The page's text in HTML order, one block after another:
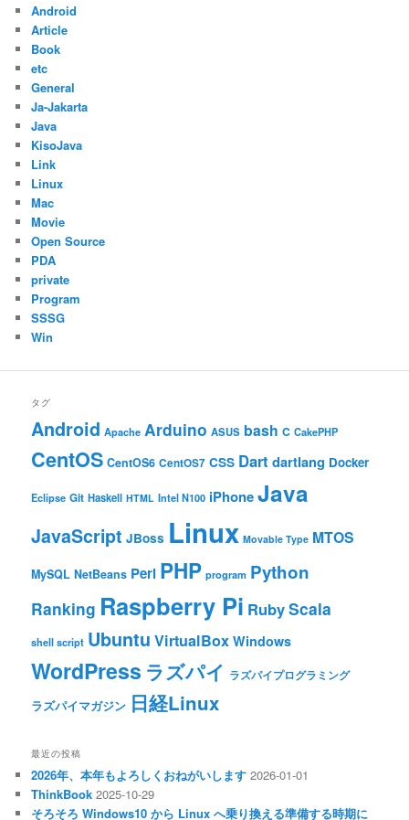
Android
Article
Book
etc
General
Ja-Jakarta
Java
KisoJava
Link
Linux
Mac
Movie
Open Source
PDA
private
Program
SSSG
Win
タグ
Android Apache Arduino ASUS bash C CakePHP
CentOS CentOS6 CentOS7 CSS Dart dartlang Docker
Eclipse Git Haskell HTML Intel N100 iPhoneJava
JavaScript JBoss Linux Movable Type MTOS
MySQL NetBeans Perl PHP program Python
Ranking Raspberry Pi RubyScala
shell script Ubuntu VirtualBox Windows
WordPress ラズパイ ラズパイプログラミング
ラズパイマガジン 日経Linux
最近の投稿
2026年、本年もよろしくおねがいします 2026-01-01
ThinkBook 2025-10-29
そろそろ Windows10 から Linux へ乗り換える準備する時期に